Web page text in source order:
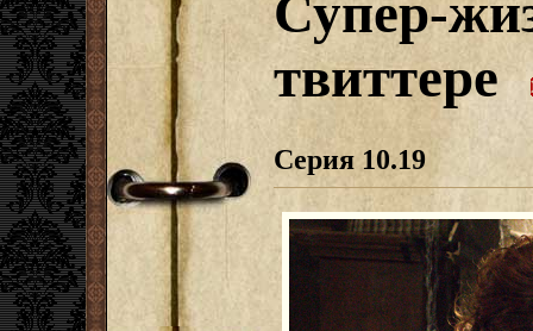
Гостевая
Мысли
Откровение
Фанарт
Анекдоты
Передоз
Страшилки
СИЗО
Суперы от и
Супер-
твиттере
Серия 10.19